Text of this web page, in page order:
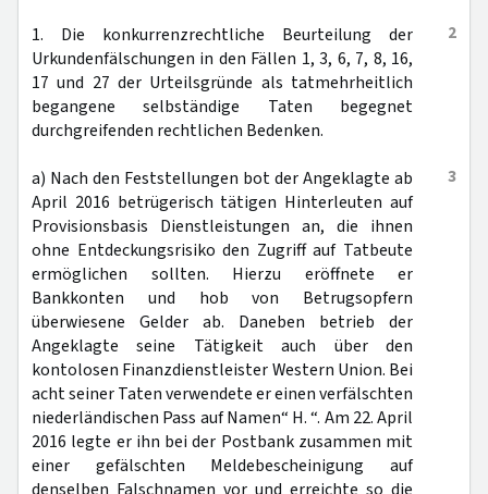
2
1. Die konkurrenzrechtliche Beurteilung der
Urkundenfälschungen in den Fällen 1, 3, 6, 7, 8, 16,
17 und 27 der Urteilsgründe als tatmehrheitlich
begangene selbständige Taten begegnet
durchgreifenden rechtlichen Bedenken.
3
a) Nach den Feststellungen bot der Angeklagte ab
April 2016 betrügerisch tätigen Hinterleuten auf
Provisionsbasis Dienstleistungen an, die ihnen
ohne Entdeckungsrisiko den Zugriff auf Tatbeute
ermöglichen sollten. Hierzu eröffnete er
Bankkonten und hob von Betrugsopfern
überwiesene Gelder ab. Daneben betrieb der
Angeklagte seine Tätigkeit auch über den
kontolosen Finanzdienstleister Western Union. Bei
acht seiner Taten verwendete er einen verfälschten
niederländischen Pass auf Namen“ H. “. Am 22. April
2016 legte er ihn bei der Postbank zusammen mit
einer gefälschten Meldebescheinigung auf